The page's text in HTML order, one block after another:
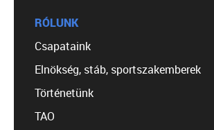
RÓLUNK
Csapataink
Elnökség, stáb, sportszakemberek
Történetünk
TAO